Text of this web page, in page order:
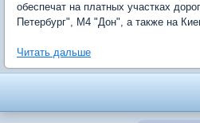
обеспечат на платных участках
Петербург", М4 "Дон", а также на
Читать дальше